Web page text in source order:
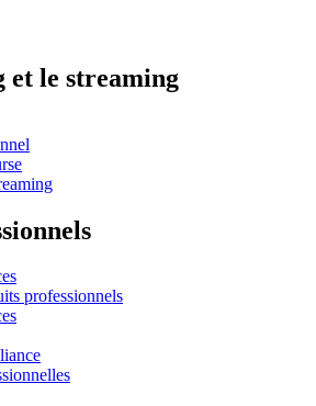
et le streaming
professionnels